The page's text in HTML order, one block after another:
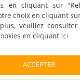
9/10
25 m²
en cliquant sur
choix en cliquant
veuillez
en cliquant ici
ACCEPTER